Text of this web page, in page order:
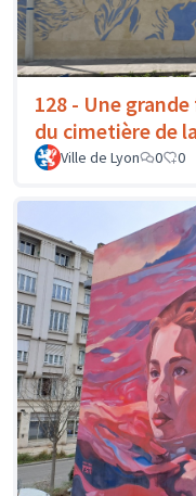
128 - Une
du cimetière de
Ville de Lyon 0 0